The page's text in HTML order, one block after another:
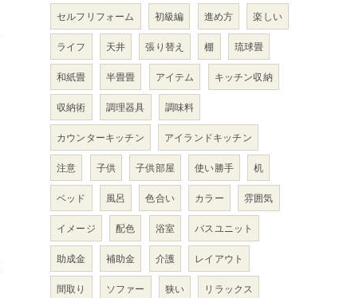
セルフリフォーム 初級編 進め方 楽しい
ライフ 天井 張り替え 棚 琉球畳
和紙畳 半畳畳 アイテム キッチン収納
収納術 調理器具 調味料
カウンターキッチン アイランドキッチン
注意 子供 子供部屋 使い勝手 机
ベッド 風呂 色合い カラー 雰囲気
イメージ 配色 浴室 バスユニット
助成金 補助金 介護 レイアウト
間取り ソファー 狭い リラックス